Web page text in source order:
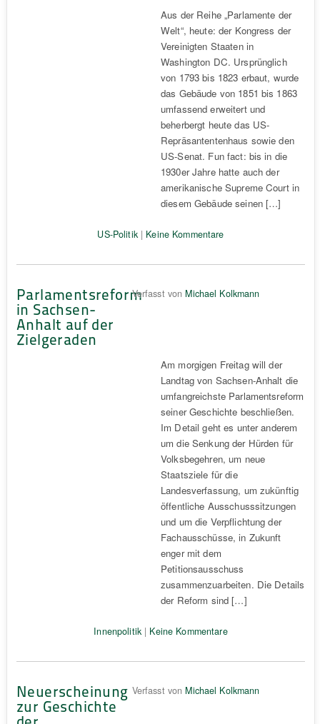
Aus der Reihe „Parlamente der
Welt“, heute: der Kongress der
Vereinigten Staaten in
Washington DC. Ursprünglich
von 1793 bis 1823 erbaut, wurde
das Gebäude von 1851 bis 1863
umfassend erweitert und
beherbergt heute das US-
Repräsantentenhaus sowie den
US-Senat. Fun fact: bis in die
1930er Jahre hatte auch der
amerikanische Supreme Court in
diesem Gebäude seinen […]
US-Politik| Keine Kommentare
Parlamentsreform
in Sachsen-
Anhalt auf der
Zielgeraden
Verfasst von Michael Kolkmann
Am morgigen Freitag will der
Landtag von Sachsen-Anhalt die
umfangreichste Parlamentsreform
seiner Geschichte beschließen.
Im Detail geht es unter anderem
um die Senkung der Hürden für
Volksbegehren, um neue
Staatsziele für die
Landesverfassung, um zukünftig
öffentliche Ausschusssitzungen
und um die Verpflichtung der
Fachausschüsse, in Zukunft
enger mit dem
Petitionsausschuss
zusammenzuarbeiten. Die Details
der Reform sind […]
Innenpolitik| Keine Kommentare
Neuerscheinung
zur Geschichte
Verfasst von Michael Kolkmann